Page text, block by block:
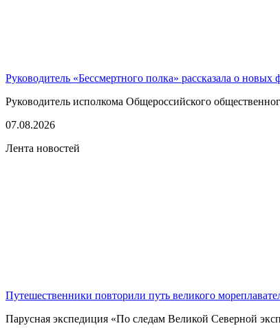
Руководитель «Бессмертного полка» рассказала о новых
Руководитель исполкома Общероссийского
07.08.2026
Лента новостей
Путешественники повторили путь великого
Парусная экспедиция «По следам Великой Северной